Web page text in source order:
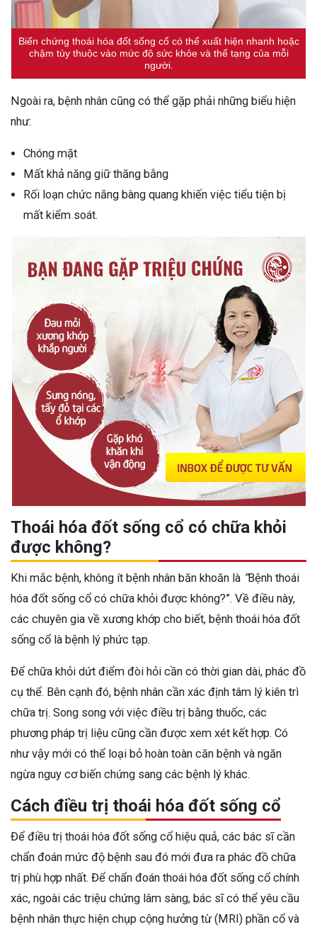
Biến chứng thoái hóa đốt sống cổ có thể xuất hiện nhanh hoặc
chậm tùy thuộc vào mức độ sức khỏe và thể tạng của mỗi
người.
Ngoài ra, bệnh nhân cũng có thể gặp phải những biểu hiện
như:
Chóng mặt
Mất khả năng giữ thăng bằng
Rối loạn chức năng bàng quang khiến việc tiểu tiện bị
mất kiểm soát.
Thoái hóa đốt sống cổ có chữa khỏi
được không?
Khi mắc bệnh, không ít bệnh nhân băn khoăn là “Bệnh thoái
hóa đốt sống cổ có chữa khỏi được không?”. Về điều này,
các chuyên gia về xương khớp cho biết, bệnh thoái hóa đốt
sống cổ là bệnh lý phức tạp.
Để chữa khỏi dứt điểm đòi hỏi cần có thời gian dài, phác đồ
cụ thể. Bên cạnh đó, bệnh nhân cần xác định tâm lý kiên trì
chữa trị. Song song với việc điều trị bằng thuốc, các
phương pháp trị liệu cũng cần được xem xét kết hợp. Có
như vậy mới có thể loại bỏ hoàn toàn căn bệnh và ngăn
ngừa nguy cơ biến chứng sang các bệnh lý khác.
Cách điều trị thoái hóa đốt sống cổ
Để điều trị thoái hóa đốt sống cổ hiệu quả, các bác sĩ cần
chẩn đoán mức độ bệnh sau đó mới đưa ra phác đồ chữa
trị phù hợp nhất. Để chẩn đoán thoái hóa đốt sống cổ chính
xác, ngoài các triệu chứng lâm sàng, bác sĩ có thể yêu cầu
bệnh nhân thực hiện chụp cộng hưởng từ (MRI) phần cổ và